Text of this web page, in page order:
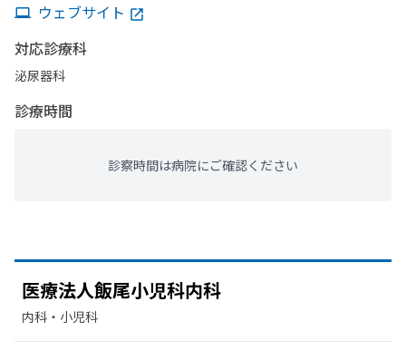
ウェブサイト
対応診療科
泌尿器科
診療時間
診察時間は病院にご確認ください
医療法人飯尾小児科内科
内科・​小児科